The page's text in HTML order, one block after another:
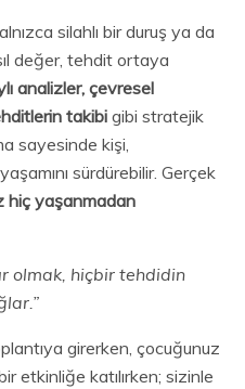
silahlı bir duruş ya da
değer, tehdit ortaya
analizler, çevresel
takibi gibi stratejik
sayesinde kişi,
sürdürebilir. Gerçek
hiç yaşanmadan
olmak, hiçbir tehdidin
girerken, çocuğunuz
etkinliğe katılırken; sizinle